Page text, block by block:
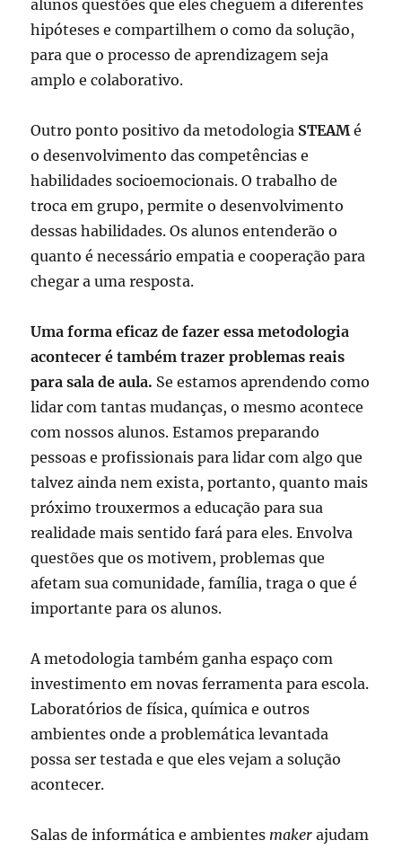
alunos questões que eles cheguem a diferentes
hipóteses e compartilhem o como da solução,
para que o processo de aprendizagem seja
amplo e colaborativo.
Outro ponto positivo da metodologia STEAM é
o desenvolvimento das competências e
habilidades socioemocionais. O trabalho de
troca em grupo, permite o desenvolvimento
dessas habilidades. Os alunos entenderão o
quanto é necessário empatia e cooperação para
chegar a uma resposta.
Uma forma eficaz de fazer essa metodologia
acontecer é também trazer problemas reais
para sala de aula. Se estamos aprendendo como
lidar com tantas mudanças, o mesmo acontece
com nossos alunos. Estamos preparando
pessoas e profissionais para lidar com algo que
talvez ainda nem exista, portanto, quanto mais
próximo trouxermos a educação para sua
realidade mais sentido fará para eles. Envolva
questões que os motivem, problemas que
afetam sua comunidade, família, traga o que é
importante para os alunos.
A metodologia também ganha espaço com
investimento em novas ferramenta para escola.
Laboratórios de física, química e outros
ambientes onde a problemática levantada
possa ser testada e que eles vejam a solução
acontecer.
Salas de informática e ambientes maker ajudam